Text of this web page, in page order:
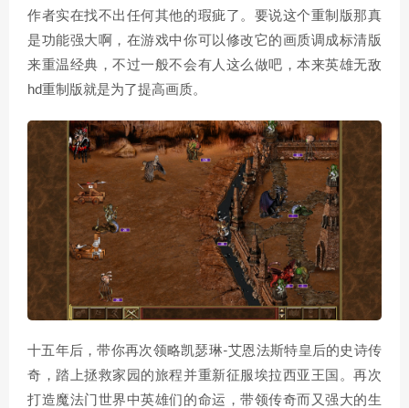
作者实在找不出任何其他的瑕疵了。要说这个重制版那真
是功能强大啊，在游戏中你可以修改它的画质调成标清版
来重温经典，不过一般不会有人这么做吧，本来英雄无敌
hd重制版就是为了提高画质。
十五年后，带你再次领略凯瑟琳-艾恩法斯特皇后的史诗传
奇，踏上拯救家园的旅程并重新征服埃拉西亚王国。再次
打造魔法门世界中英雄们的命运，带领传奇而又强大的生